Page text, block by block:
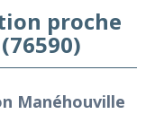
proche
Manéhouville